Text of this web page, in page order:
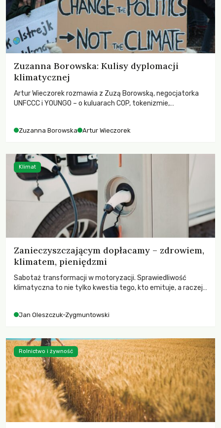
Zuzanna Borowska: Kulisy dyplomacji
klimatycznej
Artur Wieczorek rozmawia z Zuzą Borowską, negocjatorka
UNFCCC i YOUNGO – o kuluarach COP, tokenizmie,
Zuzanna Borowska Artur Wieczorek
Zanieczyszczającym dopłacamy – zdrowiem,
klimatem, pieniędzmi
Sabotaż transformacji w motoryzacji. Sprawiedliwość
klimatyczna to nie tylko kwestia tego, kto emituje, a raczej
Jan Oleszczuk-Zygmuntowski
Klimat
Rolnictwo i żywność